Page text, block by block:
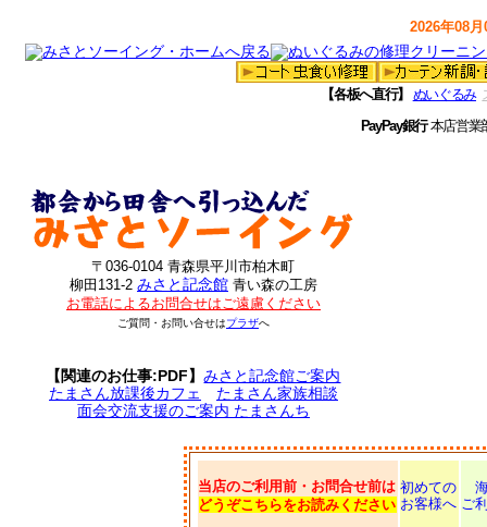
2026年08
【各板へ直行】 ぬいぐるみ
PayPay銀行本店営
〒036-0104 青森県平川市柏木町
柳田131-2 みさと記念館 青い森の工房
お電話によるお問合せはご遠慮ください
ご質問・お問い合せはプラザへ
【関連のお仕事:PDF】みさと記念館ご案内
たまさん放課後カフェ
たまさん家族相談
面会交流支援のご案内 たまさんち
当店のご利用前・お問合せ前は
どうぞこちらをお読みください
初めての
お客様へ ご